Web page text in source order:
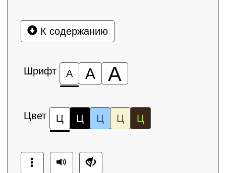
К содержанию
Шрифт А А А
Цвет Ц Ц Ц Ц Ц